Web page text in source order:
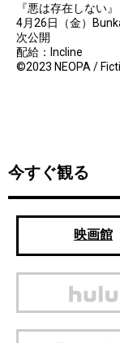
『悪は存在しない』
4月26日（金）
次公開
配給：Incline
©2023 NEOPA /
今すぐ観る
映画館